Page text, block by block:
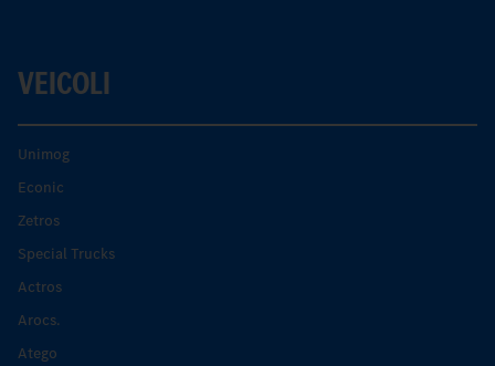
VEICOLI
Unimog
Econic
Zetros
Special Trucks
Actros
Arocs.
Atego